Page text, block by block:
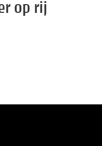
op rij